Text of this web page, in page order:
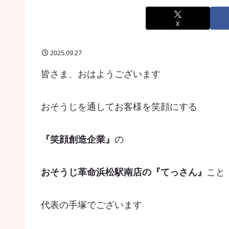
X
2025.09.27
皆さま、おはようございます
おそうじを通してお客様を笑顔にする
『笑顔創造企業』の
おそうじ革命浜松駅南店の『てっさん』 こと
代表の手塚でございます